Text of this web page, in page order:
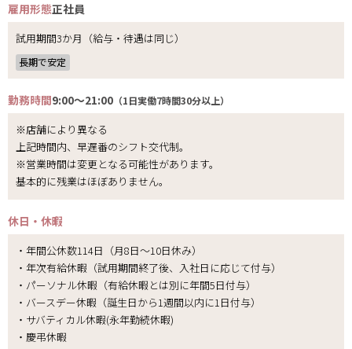
雇用形態正社員
試用期間3か月（給与・待遇は同じ）
長期で安定
勤務時間9:00～21:00 （1日実働7時間30分以上）
※店舗により異なる
上記時間内、早遅番のシフト交代制。
※営業時間は変更となる可能性があります。
基本的に残業はほぼありません。
休日・休暇
・年間公休数114日（月8日～10日休み）
・年次有給休暇（試用期間終了後、入社日に応じて付与）
・パーソナル休暇（有給休暇とは別に年間5日付与）
・バースデー休暇（誕生日から1週間以内に1日付与）
・サバティカル休暇(永年勤続休暇)
・慶弔休暇